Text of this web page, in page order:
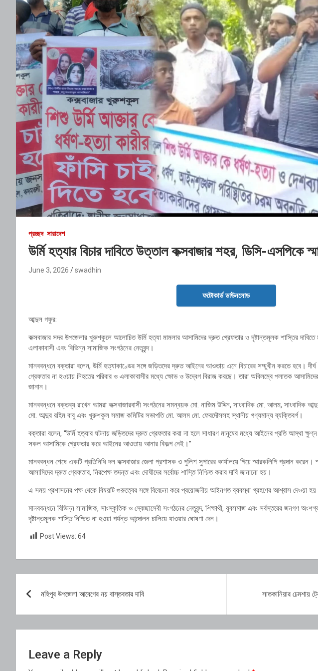
প্রচ্ছদ সারাদেশ
উর্মি হত্যার বিচার দাবিতে উত্তাল কক্সবাজার শহর, ডিসি-এসপিকে
June 3, 2026 swadhin
ফটোকার্ড ডাউনলোড
আব্দুল গফুর:
কক্সবাজার সদর উপজেলার খুরুশকুলে আলোচিত উর্মি হত্যা মামলার আসামিদের দ্রুত গ্রেফতার ও দৃষ্টান্তমূলক শাস্তির দাবিতে
এলাকাবাসী এবং বিভিন্ন সামাজিক সংগঠনের নেতৃবৃন্দ।
মানববন্ধনে বক্তারা বলেন, উর্মি হত্যাকাণ্ডের সঙ্গে জড়িতদের দ্রুত আইনের আওতায় এনে বিচারের সম্মুখীন করতে হবে।
গ্রেফতার না হওয়ায় নিহতের পরিবার ও এলাকাবাসীর মধ্যে ক্ষোভ ও উদ্বেগ বিরাজ করছে। তারা অবিলম্বে পলাতক আসামিদের
জানান।
মানববন্ধনে বক্তব্য রাখেন আমরা কক্সবাজারবাসী সংগঠনের সমন্বয়ক মো. নাজিম উদ্দিন, সাংবাদিক মো. আলম, সাংবাদিক
মো. আব্দুর রহিম বাবু এবং খুরুশকুল সমাজ কমিটির সভাপতি মো. আলম মো. ফেরদৌসসহ স্থানীয় গণ্যমান্য ব্যক্তিবর্গ।
বক্তারা বলেন, “উর্মি হত্যার ঘটনায় জড়িতদের দ্রুত গ্রেফতার করা না হলে সাধারণ মানুষের মধ্যে আইনের প্রতি আস্থা
সকল আসামিকে গ্রেফতার করে আইনের আওতায় আনার বিকল্প নেই।”
মানববন্ধন শেষে একটি প্রতিনিধি দল কক্সবাজার জেলা প্রশাসক ও পুলিশ সুপারের কার্যালয়ে গিয়ে স্মারকলিপি প্রদান করেন।
আসামিদের দ্রুত গ্রেফতার, নিরপেক্ষ তদন্ত এবং দোষীদের সর্বোচ্চ শাস্তি নিশ্চিত করার দাবি জানানো হয়।
এ সময় প্রশাসনের পক্ষ থেকে বিষয়টি গুরুত্বের সঙ্গে বিবেচনা করে প্রয়োজনীয় আইনগত ব্যবস্থা গ্রহণের আশ্বাস দেওয়া
মানববন্ধনে বিভিন্ন সামাজিক, সাংস্কৃতিক ও স্বেচ্ছাসেবী সংগঠনের নেতৃবৃন্দ, শিক্ষার্থী, যুবসমাজ এবং সর্বস্তরের জনগণ
দৃষ্টান্তমূলক শাস্তি নিশ্চিত না হওয়া পর্যন্ত আন্দোলন চালিয়ে যাওয়ার ঘোষণা দেন।
Post Views: 64
navigation
মহিপুর উপজেলা আবেগের নয় বাস্তবতার দাবি সাতকানিয়ার ঢেমশায়
Leave a Reply